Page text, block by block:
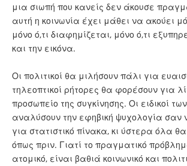
μια σιωπή που κανείς δεν άκουσε
αυτή η κοινωνία έχει μάθει να ακούει
μόνο ό,τι διαφημίζεται, μόνο ό,τι
και την εικόνα.
Οι πολιτικοί θα μιλήσουν πάλι για
τηλεοπτικοί ρήτορες θα φορέσουν για
προσωπείο της συγκίνησης. Οι ειδικοί
αναλύσουν την εφηβική ψυχολογία σαν
για στατιστικό πίνακα, κι ύστερα όλα
όπως πριν. Γιατί το πραγματικό
ατομικό, είναι βαθιά κοινωνικό και